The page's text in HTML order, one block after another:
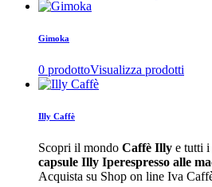
Gimoka
0 prodottoVisualizza prodotti
Illy Caffè
Scopri il mondo Caffè Illy e tutti
capsule Illy Iperespresso alle
Acquista su Shop on line Iva